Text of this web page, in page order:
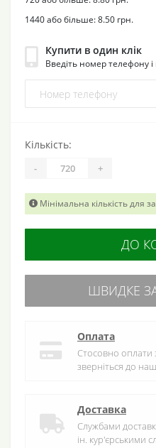
1440 або більше: 8.50 грн.
Купити в один клік
Введіть номер телефону
Кількість:
- +
Мінімальна кількість для
ДО
ШВИДКЕ
Оплата
Стосовно оплати
зверніться до
Доставка
Службами
ін. кур'єрськими